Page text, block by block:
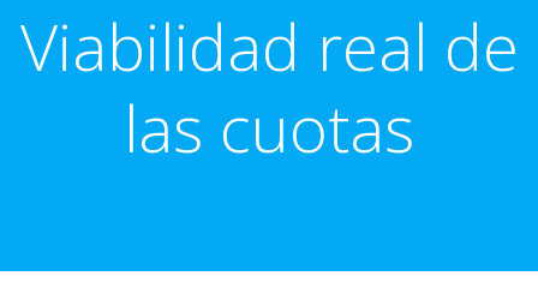
Viabilidad real de
las cuotas